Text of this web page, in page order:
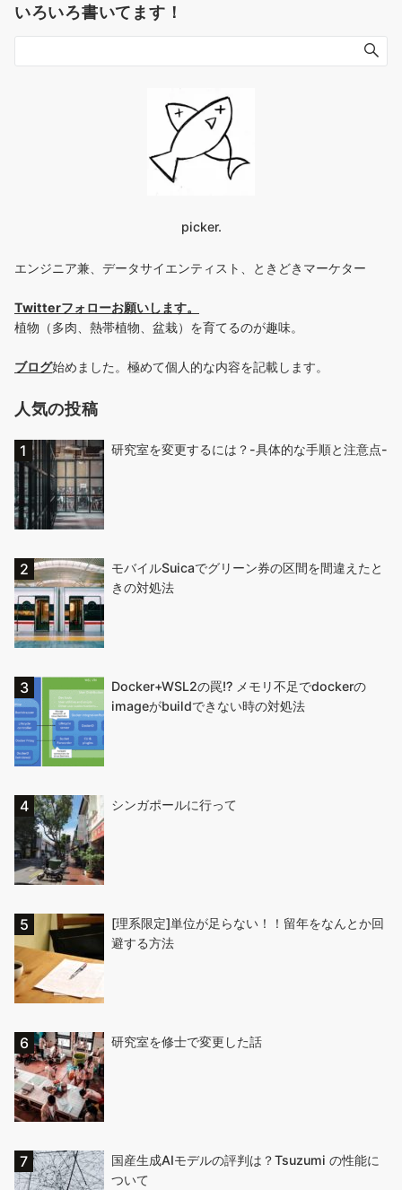
いろいろ書いてます！
picker.
エンジニア兼、データサイエンティスト、ときどきマーケター
Twitterフォローお願いします。
植物（多肉、熱帯植物、盆栽）を育てるのが趣味。
ブログ始めました。極めて個人的な内容を記載します。
人気の投稿
研究室を変更するには？-具体的な手順と注意点-
モバイルSuicaでグリーン券の区間を間違えたと
きの対処法
Docker+WSL2の罠!? メモリ不足でdockerの
imageがbuildできない時の対処法
シンガポールに行って
[理系限定]単位が足らない！！留年をなんとか回
避する方法
研究室を修士で変更した話
国産生成AIモデルの評判は？Tsuzumi の性能に
ついて